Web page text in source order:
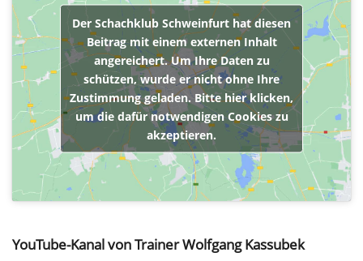
Der Schachklub Schweinfurt hat diesen
Beitrag mit einem externen Inhalt
angereichert. Um Ihre Daten zu
schützen, wurde er nicht ohne Ihre
Zustimmung geladen. Bitte hier klicken,
um die dafür notwendigen Cookies zu
akzeptieren.
YouTube-Kanal von Trainer Wolfgang Kassubek